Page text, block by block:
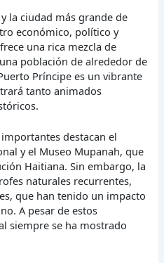
la ciudad más grande de
económico, político y
una rica mezcla de
población de alrededor de
Príncipe es un vibrante
tanto animados
destacan el
y el Museo Mupanah, que
Haitiana. Sin embargo, la
naturales recurrentes,
que han tenido un impacto
A pesar de estos
siempre se ha mostrado